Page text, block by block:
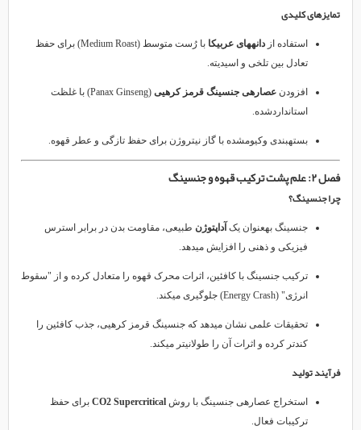
تمایزهای کلیدی
استفاده از دانههای عربیکا
با رُست متوسط (Medium Roast) برای حفظ
تعادل بین تلخی و اسیدیته.
افزودنعصارهی جنسینگ قرمز کرهیی
(Panax Ginseng) با غلظت
استانداردشده.
بستهبندی وکیومشده با گاز نیتروژن برای حفظ تازگی و عطر قهوه.
فصل ۲: علم پشت ترکیب قهوه و جنسینگ
چرا جنسینگ؟
جنسینگ بهعنوان یکآداپتوژنطبیعی، مقاومت بدن در برابر استرس
فیزیکی و ذهنی را افزایش میدهد.
ترکیب جنسینگ با کافئین، اثرات محرک قهوه را متعادل کرده و از "سقوط
انرژی" (Energy Crash) جلوگیری میکند.
تحقیقات علمی نشان میدهد که جنسینگ قرمز کرهیی، جذب کافئین را
کندتر کرده و اثرات آن را طولانیتر میکند.
فرآیند تولید
استخراج عصارهی جنسینگ با روش CO2 Supercriticalبرای حفظ
ترکیبات فعال.